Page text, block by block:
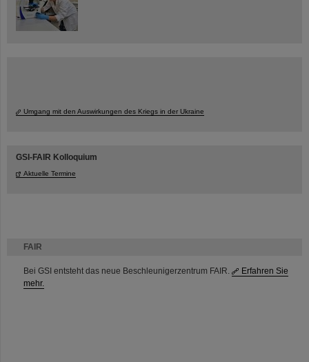
FAIR
Bei GSI entsteht das neue Beschleunigerzentrum FAIR.
Erfahren Sie
mehr.
Umgang mit den Auswirkungen des Kriegs in der Ukraine
GSI-FAIR Kolloquium
Aktuelle Termine